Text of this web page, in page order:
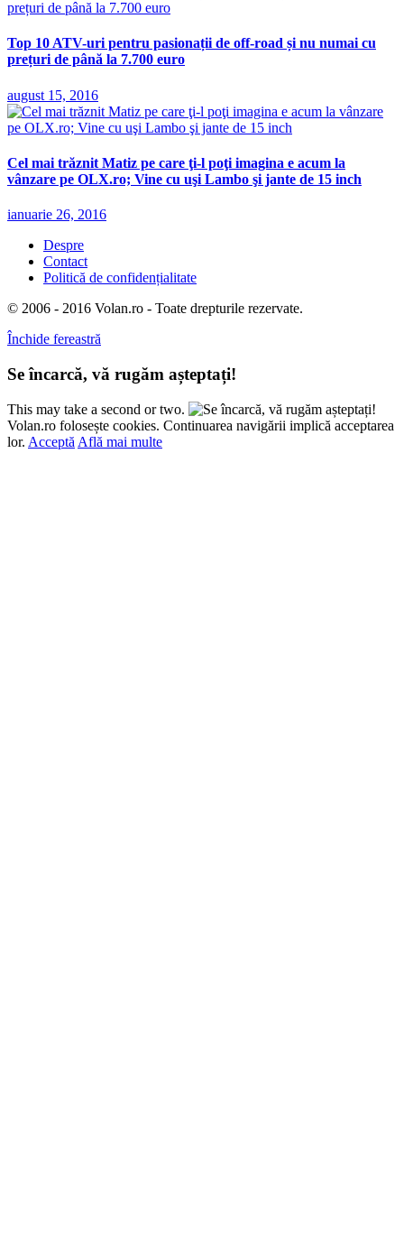
Top 10 ATV-uri pentru pasionații de off-road și nu numai cu
prețuri de până la 7.700 euro
august 15, 2016
Cel mai trăznit Matiz pe care ţi-l poţi imagina e acum la
vânzare pe OLX.ro; Vine cu uşi Lambo şi jante de 15 inch
ianuarie 26, 2016
Despre
Contact
Politică de confidențialitate
© 2006 - 2016 Volan.ro - Toate drepturile rezervate.
Închide fereastră
Se încarcă, vă rugăm așteptați!
This may take a second or two.
Volan.ro folosește cookies. Continuarea navigării implică acceptarea
lor. Acceptă Află mai multe